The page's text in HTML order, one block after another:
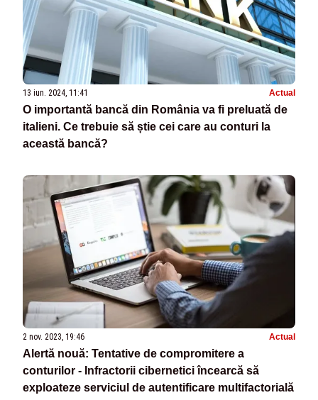
13 iun. 2024, 11:41 Actual
O importantă bancă din România va fi preluată de
italieni. Ce trebuie să știe cei care au conturi la
această bancă?
2 nov. 2023, 19:46 Actual
Alertă nouă: Tentative de compromitere a
conturilor - Infractorii cibernetici încearcă să
exploateze serviciul de autentificare multifactorială